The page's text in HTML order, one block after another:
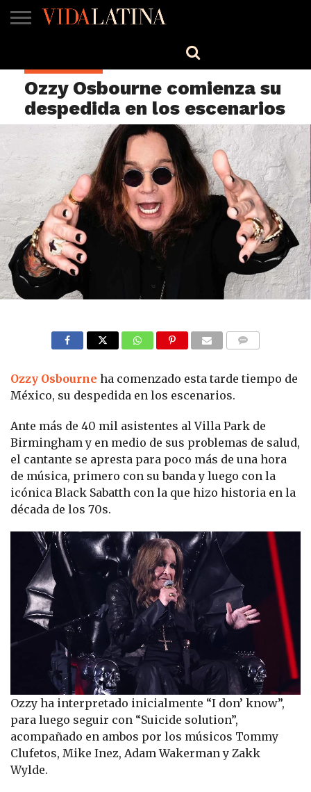
TV
Ozzy Osbourne comienza su
despedida en los escenarios
Ozzy Osbourneha comenzado esta tarde tiempo de
México, su despedida en los escenarios.
Ante más de 40 mil asistentes al Villa Park de
Birmingham y en medio de sus problemas de salud,
el cantante se apresta para poco más de una hora
de música, primero con su banda y luego con la
icónica Black Sabatth con la que hizo historia en la
década de los 70s.
Ozzy ha interpretado inicialmente “I don’ know”,
para luego seguir con “Suicide solution”,
acompañado en ambos por los músicos Tommy
Clufetos, Mike Inez, Adam Wakerman y Zakk
Wylde.